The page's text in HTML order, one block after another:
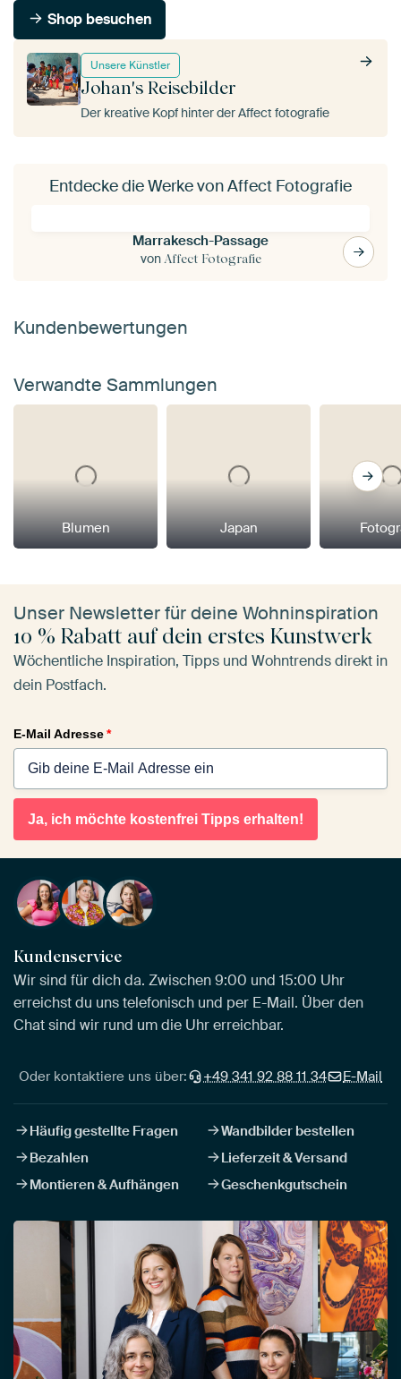
Unsere Künstler
Johan's Reisebilder
Der kreative Kopf hinter der Affect fotografie
Shop besuchen
Entdecke die Werke von Affect Fotografie
Marrakesch-Passage
von Affect Fotografie
Kundenbewertungen
Verwandte Sammlungen
Blumen Japan
Unser Newsletter für deine Wohninspiration
10 % Rabatt auf dein erstes Kunstwerk
Wöchentliche Inspiration, Tipps und Wohntrends direkt in
dein Postfach.
E-Mail Adresse*
Ja, ich möchte kostenfrei Tipps erhalten!
Kundenservice
Wir sind für dich da. Zwischen 9:00 und 15:00 Uhr
erreichst du uns telefonisch und per E-Mail. Über den
Chat sind wir rund um die Uhr erreichbar.
Oder kontaktiere uns über: +49 341 92 88 11 34 E-Mail
Häufig gestellte Fragen
Wandbilder bestellen
Bezahlen
Lieferzeit & Versand
Montieren & Aufhängen
Geschenkgutschein